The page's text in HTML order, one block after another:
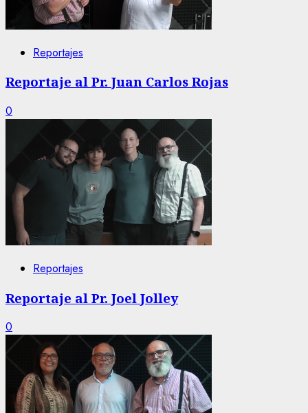
Reportajes
Reportaje al Pr. Juan Carlos Rojas
0
Reportajes
Reportaje al Pr. Joel Jolley
0